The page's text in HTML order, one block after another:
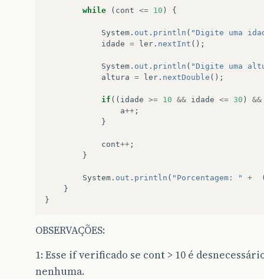
while ( cont <= 10 ) {
System . out . println ( "Digite uma
idade = ler . nextInt ();
System . out . println ( "Digite uma
altura = ler . nextDouble ();
if (( idade >= 10 && idade <= 30 )
&&
a++ ;
}
cont++ ;
}
System . out . println ( "Porcentagem: " +
}
}
OBSERVAÇÕES:
1: Esse if verificado se cont > 10 é
nenhuma.